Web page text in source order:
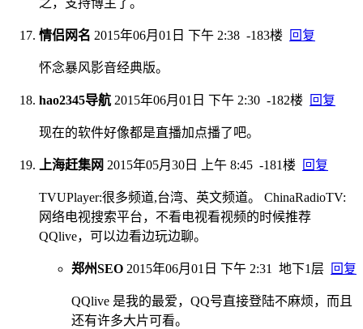
情侣网名 2015年06月01日 下午 2:38 -183楼 回复
怀念暴风影音经典版。
hao2345导航 2015年06月01日 下午 2:30 -182楼 回复
现在的软件好像都是直播加点播了吧。
上海赶集网 2015年05月30日 上午 8:45 -181楼 回复
TVUPlayer:很多频道,台湾、英文频道。 ChinaRadioTV:
网络电视搜索平台，不看电视看视频的时候推荐
QQlive，可以边看边玩边聊。
郑州SEO 2015年06月01日 下午 2:31 地下1层 回复
QQlive 是我的最爱，QQ号直接登陆不麻烦，而且
还有许多大片可看。